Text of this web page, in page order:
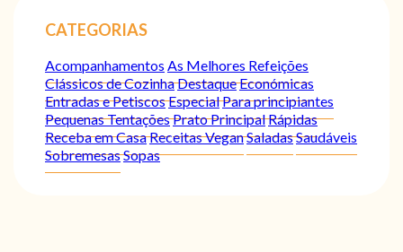
CATEGORIAS
Acompanhamentos As Melhores Refeições
Clássicos de CozinhaDestaqueEconómicas
Entradas e PetiscosEspecialPara principiantes
Pequenas TentaçõesPrato PrincipalRápidas
Receba em CasaReceitas VeganSaladasSaudáveis
SobremesasSopas